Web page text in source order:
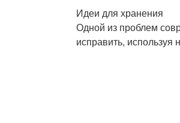
Идеи для хранения
Одной из проблем
исправить, используя